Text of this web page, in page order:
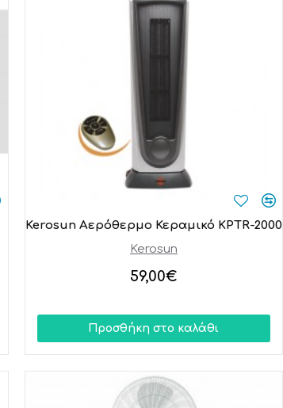
Kerosun
Kerosun Αερόθερμο Κεραμικό KPTR-2000
59,00€
Προσθήκη στο καλάθι